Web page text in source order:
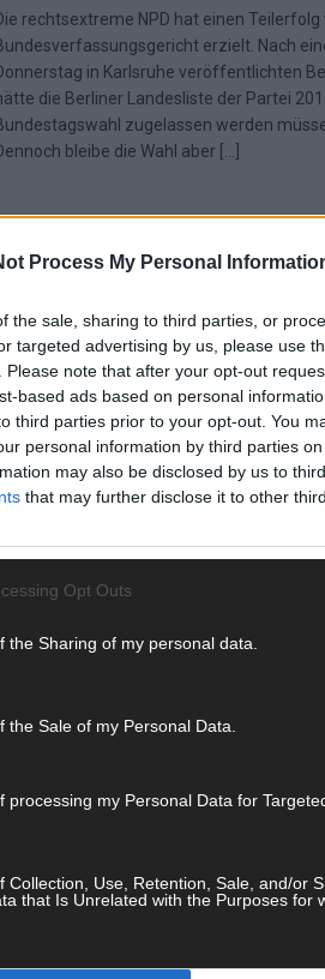
Process My Personal
the sale, sharing to third parties, or
targeted advertising by us, please use
Please note that after your opt-out
based ads based on personal
third parties prior to your opt-out. You
personal information by third parties on
may also be disclosed by us to
that may further disclose it to other
Opt Outs
the Sharing of my personal data.
the Sale of my Personal Data.
processing my Personal Data for
Collection, Use, Retention, Sale, and/or
that Is Unrelated with the Purposes for
rechtsextreme NPD hat einen Teilerfolg
erzielt. Nach
in Karlsruhe veröffentlichten
die Berliner Landesliste der Partei
zugelassen werden
bleibe die Wahl aber